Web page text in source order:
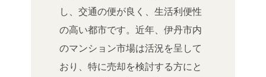
し、交通の便が良く、生活利便性
の高い都市です。近年、伊丹市内
のマンション市場は活況を呈して
おり、特に売却を検討する方にと